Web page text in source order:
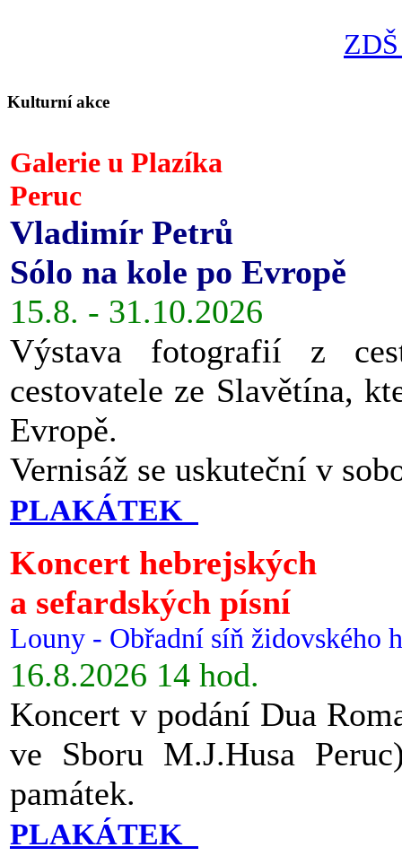
Kulturní akce
Galerie u Plazíka
Peruc
Vladimír Petrů
Sólo na kole po Evropě
15.8. - 31.10.2026
Výstava fotografií z
cestovatele ze Slavětína,
Evropě.
Vernisáž se uskuteční v
PLAKÁTEK
Koncert hebrejských
a sefardských písní
Louny - Obřadní síň židovského
16.8.2026 14 hod.
Koncert v podání Dua
ve Sboru M.J.Husa
památek.
PLAKÁTEK